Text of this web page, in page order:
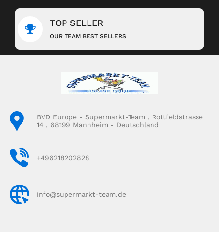
TOP SELLER
OUR TEAM BEST SELLERS
BVD Europe - Supermarkt-Team , Rottfeldstrasse
14 , 68199 Mannheim - Deutschland
+496218202828
info@supermarkt-team.de